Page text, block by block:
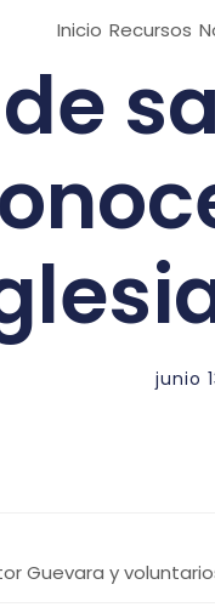
Inicio Recursos
junio
Guevara y